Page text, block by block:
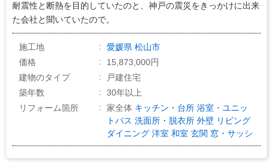
仕上がり
5
耐震性と断熱を目的していたのと、神戸の震災をきっかけに出来
た会社と聞いていたので。
施工地 愛媛県 松山市
価格
15,873,000円
建物のタイプ
戸建住宅
築年数
30年以上
リフォーム箇所
家全体 キッチン・台所 浴室・ユニッ
トバス 洗面所・脱衣所 外壁 リビング
ダイニング 洋室 和室 玄関 窓・サッシ